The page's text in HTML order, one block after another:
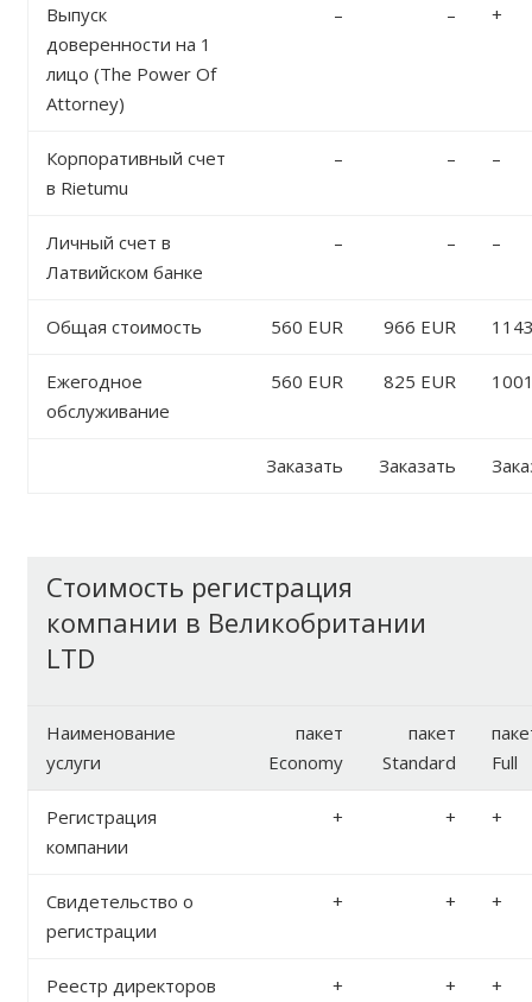
Выпуск
доверенности на 1
лицо (The Power Of
Attorney)
– – +
Корпоративный счет
в Rietumu
– – –
Личный счет в
Латвийском банке
– – –
Общая стоимость 560 EUR 966 EUR
Ежегодное
обслуживание
560 EUR 825 EUR
Заказать Заказать
Стоимость регистрация
компании в Великобритании
LTD
Наименование
услуги
пакет
Economy
пакет
Standard
Full
Регистрация
компании
+ + +
Свидетельство о
регистрации
+ + +
Реестр директоров
+ + +